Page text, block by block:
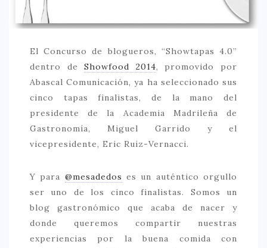
CREATIVA
DULCE
FUSIÓN
INDIA
LATINA
MEDITERRÁNEA
TAPAS
TRADICIONAL
PRECIO
< 25 €
El Concurso de blogueros, “Showtapas 4.0”
dentro deShowfood 2014, promovido por
Abascal Comunicación, ya ha seleccionado sus
cinco tapas finalistas, de la mano del
presidente de la Academia Madrileña de
Gastronomía, Miguel Garrido y el
vicepresidente, Eric Ruiz-Vernacci.
Y para @mesadedos es un auténtico orgullo
ser uno de los cinco finalistas. Somos un
blog gastronómico que acaba de nacer y
donde queremos compartir nuestras
experiencias por la buena comida con